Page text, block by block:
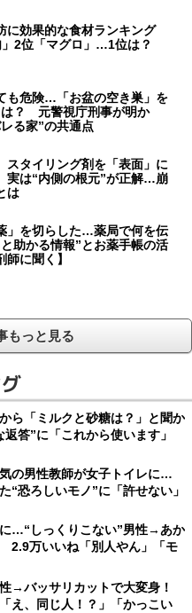
に効果的な食材ランキング
2位「マグロ」…1位は？
も危険…「お盆の空き巣」を
は？ 元警視庁刑事が明か
る家”の共通点
スタイリング剤を「表面」に
は“内側の根元”が正解…崩
は
」を切らした…薬局で何を伝
助かる情報”とお薬手帳の活
師に聞く】
もっと見る
ら「ミルクと砂糖は？」と聞か
答”に「これから使います」
気の男性教師が女子トイレに…
“恐ろしいモノ”に「許せない」
…“しっくりこない”男性→あか
2.9万いいね「別人やん」「モ
→バッサリカットで大変身！
え、同じ人！？」「かっこい